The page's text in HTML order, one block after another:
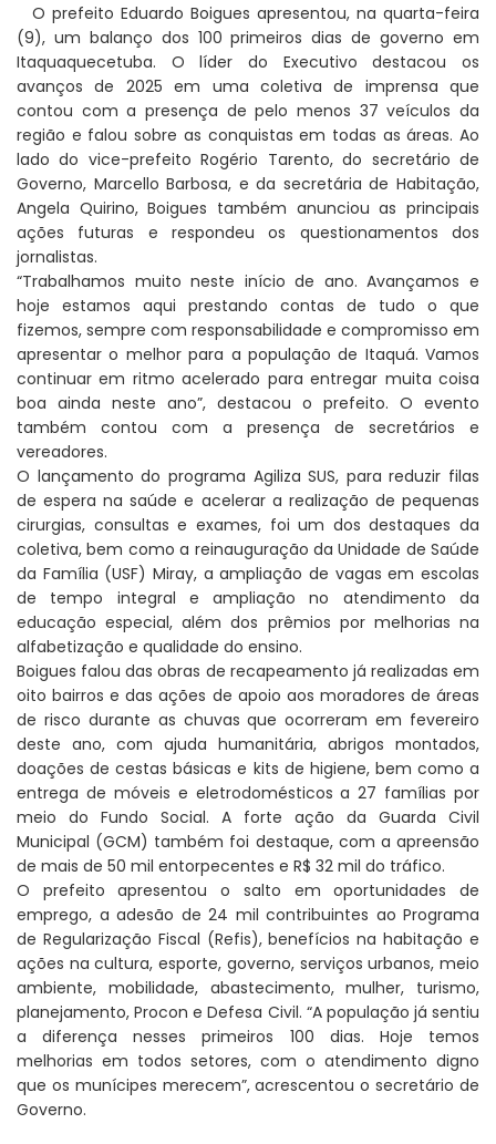
O prefeito Eduardo Boigues apresentou, na quarta-feira
(9), um balanço dos 100 primeiros dias de governo em
Itaquaquecetuba. O líder do Executivo destacou os
avanços de 2025 em uma coletiva de imprensa que
contou com a presença de pelo menos 37 veículos da
região e falou sobre as conquistas em todas as áreas. Ao
lado do vice-prefeito Rogério Tarento, do secretário de
Governo, Marcello Barbosa, e da secretária de Habitação,
Angela Quirino, Boigues também anunciou as principais
ações futuras e respondeu os questionamentos dos
jornalistas.
“Trabalhamos muito neste início de ano. Avançamos e
hoje estamos aqui prestando contas de tudo o que
fizemos, sempre com responsabilidade e compromisso em
apresentar o melhor para a população de Itaquá. Vamos
continuar em ritmo acelerado para entregar muita coisa
boa ainda neste ano”, destacou o prefeito. O evento
também contou com a presença de secretários e
vereadores.
O lançamento do programa Agiliza SUS, para reduzir filas
de espera na saúde e acelerar a realização de pequenas
cirurgias, consultas e exames, foi um dos destaques da
coletiva, bem como a reinauguração da Unidade de Saúde
da Família (USF) Miray, a ampliação de vagas em escolas
de tempo integral e ampliação no atendimento da
educação especial, além dos prêmios por melhorias na
alfabetização e qualidade do ensino.
Boigues falou das obras de recapeamento já realizadas em
oito bairros e das ações de apoio aos moradores de áreas
de risco durante as chuvas que ocorreram em fevereiro
deste ano, com ajuda humanitária, abrigos montados,
doações de cestas básicas e kits de higiene, bem como a
entrega de móveis e eletrodomésticos a 27 famílias por
meio do Fundo Social. A forte ação da Guarda Civil
Municipal (GCM) também foi destaque, com a apreensão
de mais de 50 mil entorpecentes e R$ 32 mil do tráfico.
O prefeito apresentou o salto em oportunidades de
emprego, a adesão de 24 mil contribuintes ao Programa
de Regularização Fiscal (Refis), benefícios na habitação e
ações na cultura, esporte, governo, serviços urbanos, meio
ambiente, mobilidade, abastecimento, mulher, turismo,
planejamento, Procon e Defesa Civil. “A população já sentiu
a diferença nesses primeiros 100 dias. Hoje temos
melhorias em todos setores, com o atendimento digno
que os munícipes merecem”, acrescentou o secretário de
Governo.